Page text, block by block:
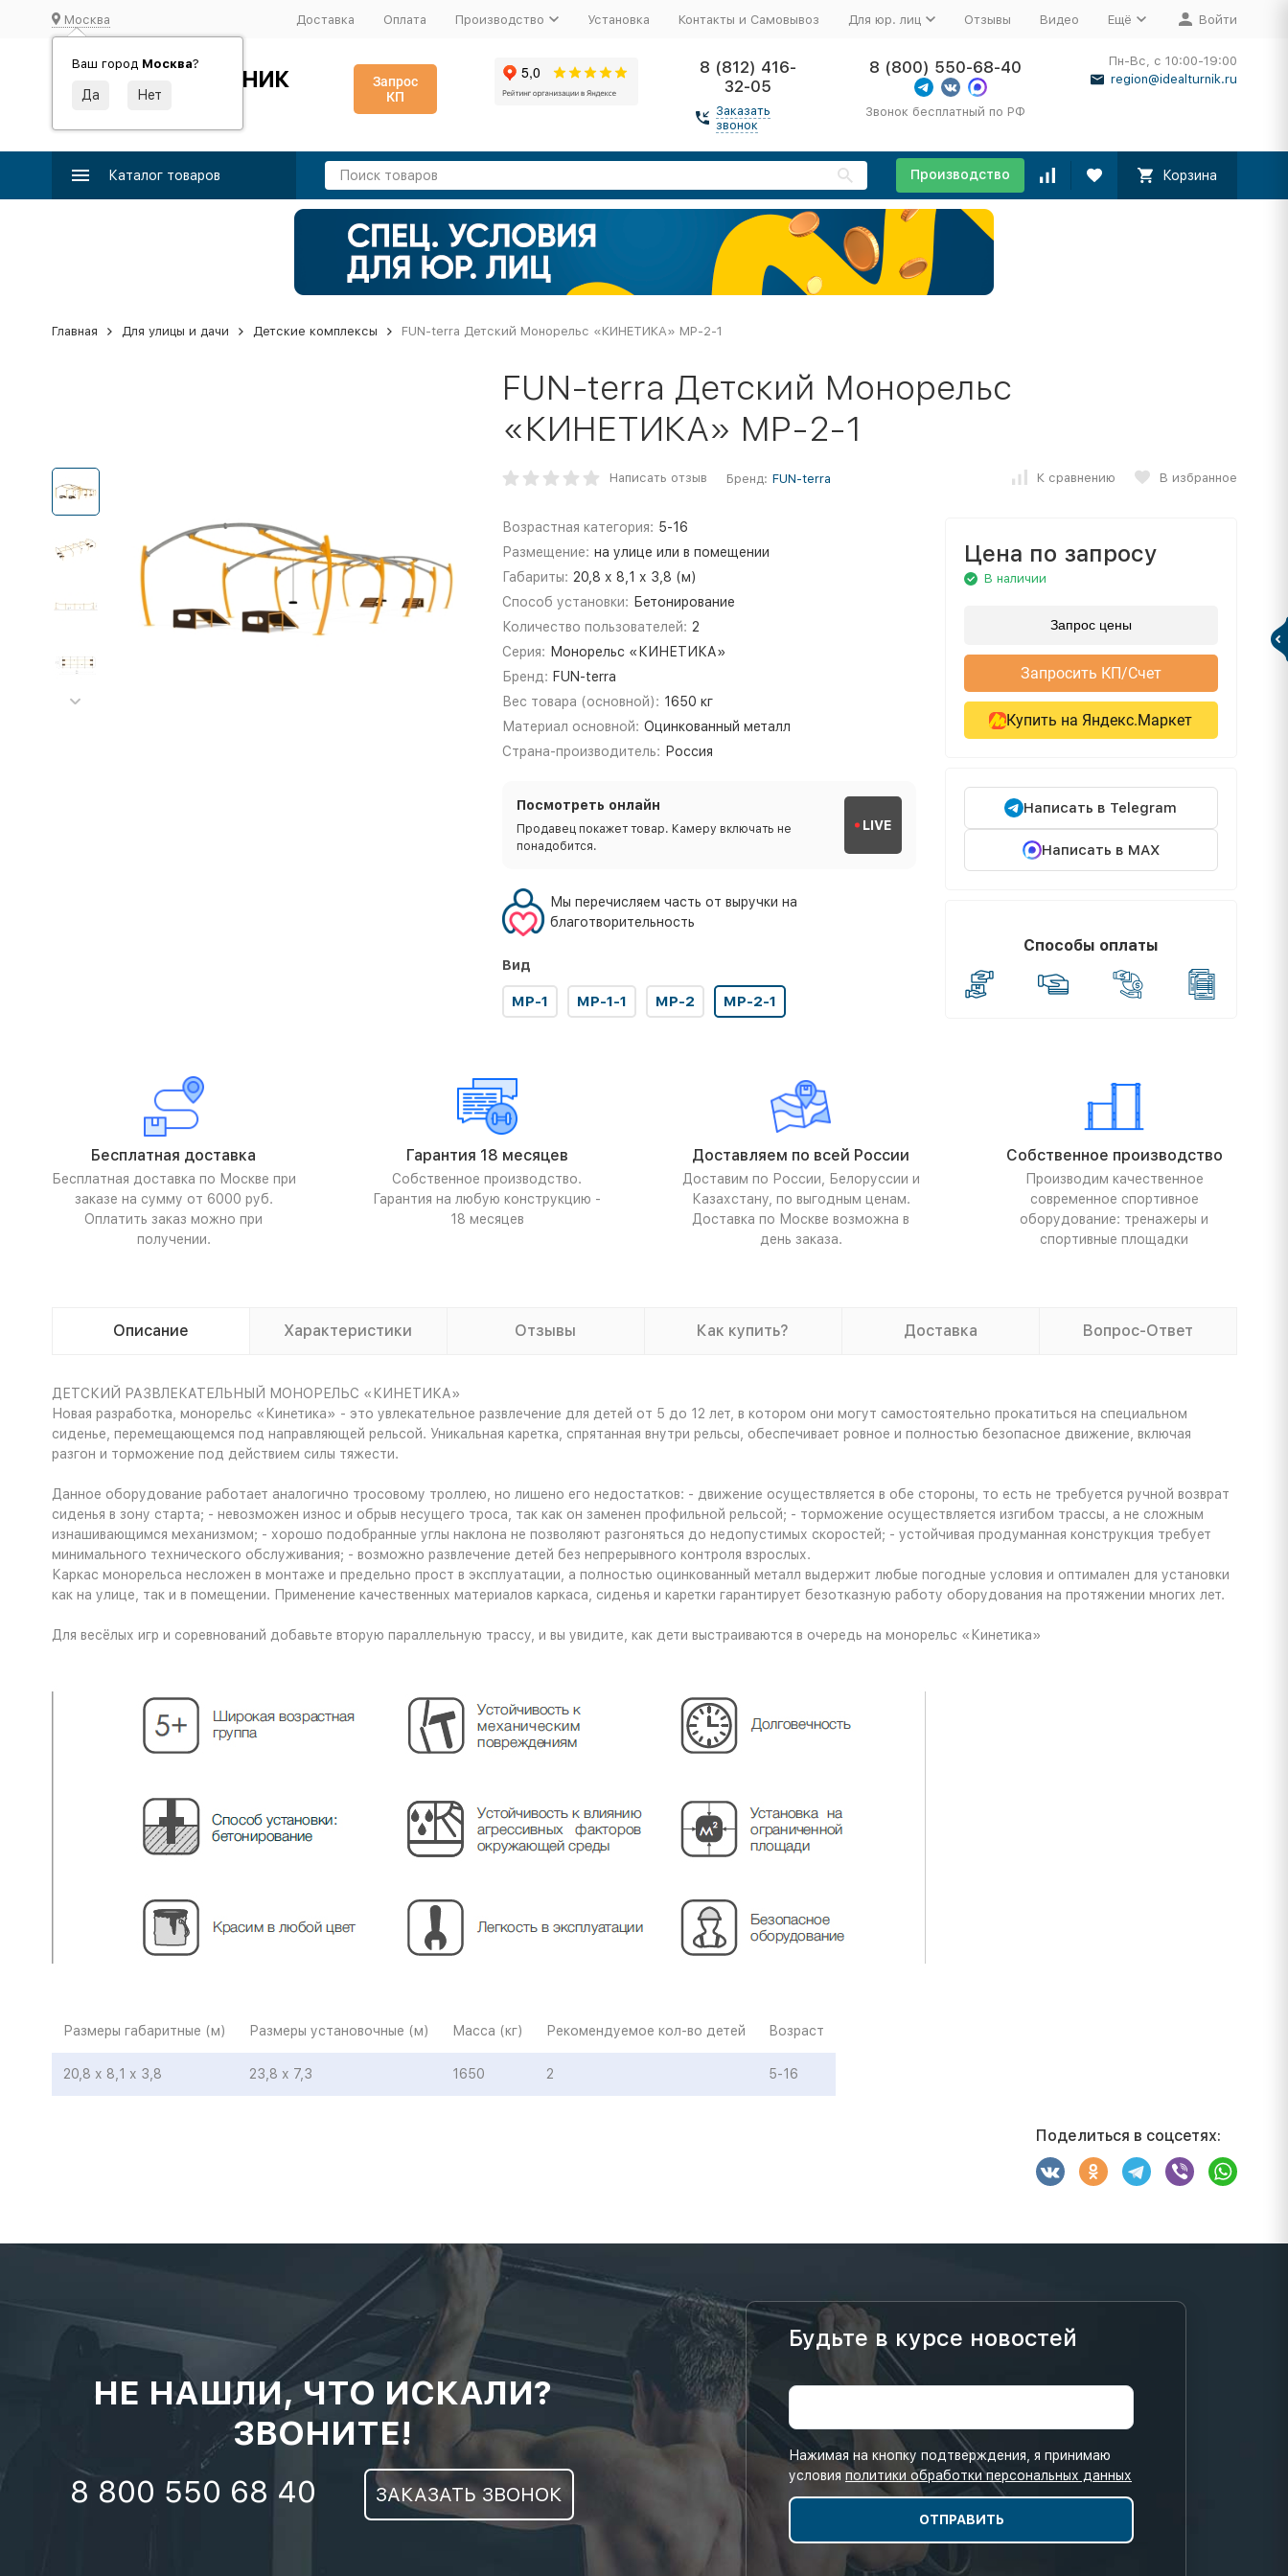
Москва
Ваш город Москва?
Доставка Оплата Производство Установка Контакты и Самовывоз Для юр. лиц Отзывы Видео Ещё Войти
ИДЕАЛЬНЫЙ ТУРНИК
Производство и поставка спортивного оборудования
Запрос
КП
8 (812) 416-
32-05
Заказать
звонок
8 (800) 550-68-40
Звонок бесплатный по РФ
Пн-Вс, с 10:00-19:00
region@idealturnik.ru
Каталог товаров Производство Корзина
Главная Для улицы и дачи Детские комплексы FUN-terra Детский Монорельс «КИНЕТИКА» МР-2-1
FUN-terra Детский Монорельс
«КИНЕТИКА» МР-2-1
Написать отзыв Бренд: FUN-terra К сравнению В избранное
Возрастная категория: 5-16
Размещение: на улице или в помещении
Габариты: 20,8 х 8,1 х 3,8 (м)
Способ установки: Бетонирование
Количество пользователей: 2
Серия: Монорельс «КИНЕТИКА»
Бренд: FUN-terra
Вес товара (основной): 1650 кг
Материал основной: Оцинкованный металл
Страна-производитель: Россия
Посмотреть онлайн
Продавец покажет товар. Камеру включать не
понадобится.
LIVE
Мы перечисляем часть от выручки на
благотворительность
Вид
МР-1 МР-1-1 МР-2 МР-2-1
Цена по запросу
В наличии
Запрос цены
Запросить КП/Счет
Купить на Яндекс.Маркет
Написать в Telegram
Написать в MAX
Способы оплаты
Бесплатная доставка
Бесплатная доставка по Москве при
заказе на сумму от 6000 руб.
Оплатить заказ можно при
получении.
Гарантия 18 месяцев
Собственное производство.
Гарантия на любую конструкцию -
18 месяцев
Доставляем по всей России
Доставим по России, Белоруссии и
Казахстану, по выгодным ценам.
Доставка по Москве возможна в
день заказа.
Собственное производство
Производим качественное
современное спортивное
оборудование: тренажеры и
спортивные площадки
Описание Характеристики Отзывы Как купить? Доставка Вопрос-Ответ
ДЕТСКИЙ РАЗВЛЕКАТЕЛЬНЫЙ МОНОРЕЛЬС «КИНЕТИКА»
Новая разработка, монорельс «Кинетика» - это увлекательное развлечение для детей от 5 до 12 лет, в котором они могут самостоятельно прокатиться на специальном
сиденье, перемещающемся под направляющей рельсой. Уникальная каретка, спрятанная внутри рельсы, обеспечивает ровное и полностью безопасное движение, включая
разгон и торможение под действием силы тяжести.
Данное оборудование работает аналогично тросовому троллею, но лишено его недостатков: - движение осуществляется в обе стороны, то есть не требуется ручной возврат
сиденья в зону старта; - невозможен износ и обрыв несущего троса, так как он заменен профильной рельсой; - торможение осуществляется изгибом трассы, а не сложным
изнашивающимся механизмом; - хорошо подобранные углы наклона не позволяют разгоняться до недопустимых скоростей; - устойчивая продуманная конструкция требует
минимального технического обслуживания; - возможно развлечение детей без непрерывного контроля взрослых.
Каркас монорельса несложен в монтаже и предельно прост в эксплуатации, а полностью оцинкованный металл выдержит любые погодные условия и оптимален для установки
как на улице, так и в помещении. Применение качественных материалов каркаса, сиденья и каретки гарантирует безотказную работу оборудования на протяжении многих лет.
Для весёлых игр и соревнований добавьте вторую параллельную трассу, и вы увидите, как дети выстраиваются в очередь на монорельс «Кинетика»
Размеры габаритные (м) Размеры установочные (м) Масса (кг) Рекомендуемое кол-во детей Возраст
20,8 х 8,1 х 3,8 23,8 х 7,3 1650 2 5-16
Поделиться в соцсетях:
НЕ НАШЛИ, ЧТО ИСКАЛИ?
ЗВОНИТЕ!
8 800 550 68 40 ЗАКАЗАТЬ ЗВОНОК
Будьте в курсе новостей
Нажимая на кнопку подтверждения, я принимаю
условия политики обработки персональных данных